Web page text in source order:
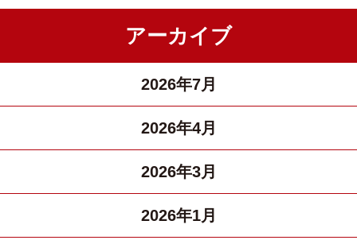
アーカイブ
2026年7月
2026年4月
2026年3月
2026年1月